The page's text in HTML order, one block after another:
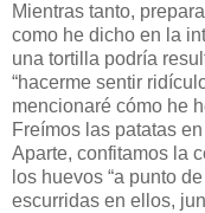
Mientras tanto,
como he dicho en la
una tortilla podría
“hacerme sentir
mencionaré cómo he
Freímos las patatas
Aparte, confitamos la
los huevos “a punto
escurridas en ellos,